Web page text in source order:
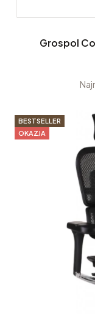
Grospol
OKAZJA
BESTSELLER